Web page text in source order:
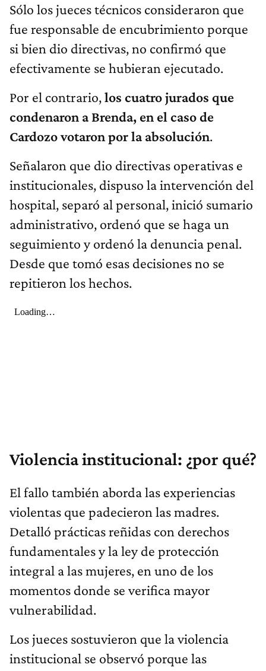
Sólo los jueces técnicos consideraron que
fue responsable de encubrimiento porque
si bien dio directivas, no confirmó que
efectivamente se hubieran ejecutado.
Por el contrario,los cuatro jurados que
condenaron a Brenda, en el caso de
Cardozo votaron por la absolución.
Señalaron que dio directivas operativas e
institucionales, dispuso la intervención del
hospital, separó al personal, inició sumario
administrativo, ordenó que se haga un
seguimiento y ordenó la denuncia penal.
Desde que tomó esas decisiones no se
repitieron los hechos.
Violencia institucional: ¿por qué?
El fallo también aborda las experiencias
violentas que padecieron las madres.
Detalló prácticas reñidas con derechos
fundamentales y la ley de protección
integral a las mujeres, en uno de los
momentos donde se verifica mayor
vulnerabilidad.
Los jueces sostuvieron que la violencia
institucional se observó porque las